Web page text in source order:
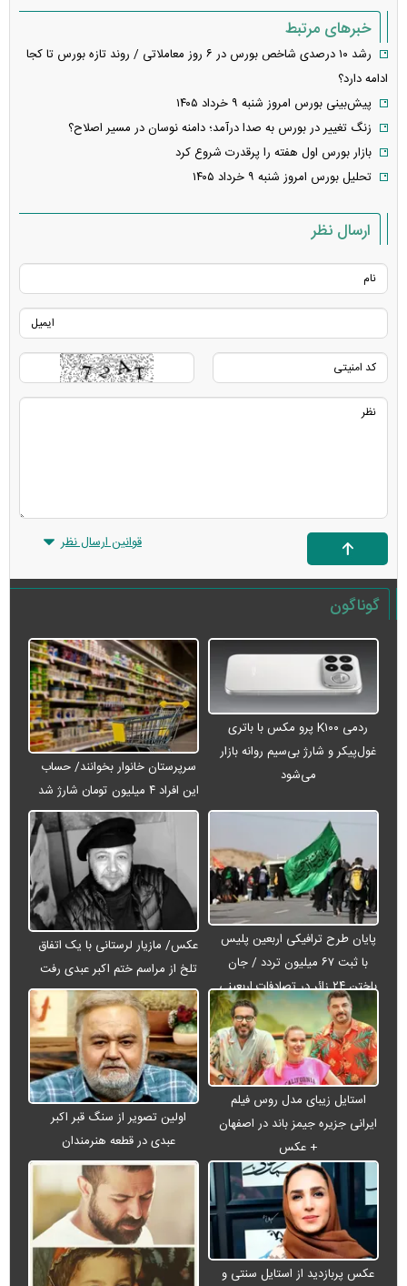
خبرهای مرتبط
رشد ۱۰ درصدی شاخص بورس در ۶ روز معاملاتی / روند تازه بورس تا کجا
ادامه دارد؟
پیش‌بینی بورس امروز شنبه ۹ خرداد ۱۴۰۵
زنگ تغییر در بورس به صدا درآمد؛ دامنه نوسان در مسیر اصلاح؟
بازار بورس اول هفته را پرقدرت شروع کرد
تحلیل بورس امروز شنبه ۹ خرداد ۱۴۰۵
ارسال نظر
قوانین ارسال نظر
گوناگون
ردمی K۱۰۰ پرو مکس با باتری
غول‌پیکر و شارژ بی‌سیم روانه بازار
می‌شود
سرپرستان خانوار بخوانند/ حساب
این افراد ۴ میلیون تومان شارژ شد
پایان طرح ترافیکی اربعین پلیس
با ثبت ۶۷ میلیون تردد / جان
باختن ۲۴ زائر در تصادفات اربعینی
عکس/ مازیار لرستانی با یک اتفاق
تلخ از مراسم ختم اکبر عبدی رفت
استایل زیبای مدل روس فیلم
ایرانی جزیره جیمز باند در اصفهان
+ عکس
اولین تصویر از سنگ قبر اکبر
عبدی در قطعه هنرمندان
عکس پربازدید از استایل سنتی و